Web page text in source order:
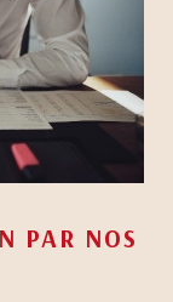
PAR NOS